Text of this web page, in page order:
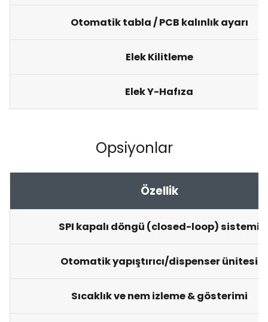
Otomatik tabla / PCB kalınlık ayarı
Elek Kilitleme
Elek Y-Hafıza
Opsiyonlar
Özellik
SPI kapalı döngü (closed-loop) sistemi
Otomatik yapıştırıcı/dispenser ünitesi
Sıcaklık ve nem izleme & gösterimi